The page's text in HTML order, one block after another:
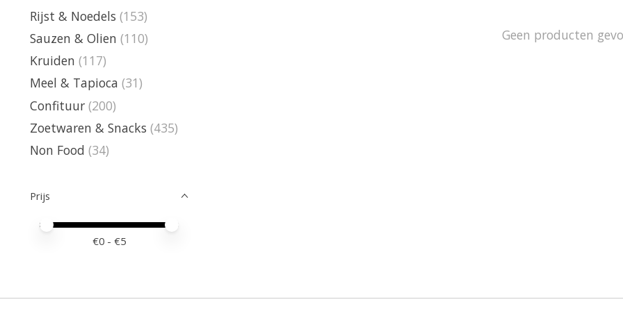
Rijst & Noedels (153)
Sauzen & Olien (110)
Kruiden (117)
Meel & Tapioca (31)
Confituur (200)
Zoetwaren & Snacks (435)
Non Food (34)
Prijs
Minimale prijswaarde
Price maximum value
€0 - €5
Geen producten